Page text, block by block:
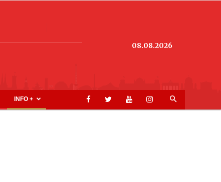
08.08.2026
INFO +